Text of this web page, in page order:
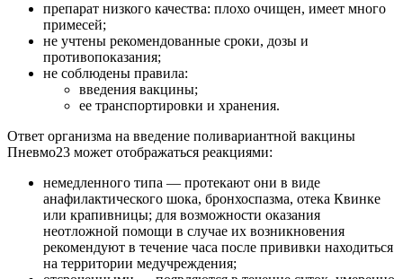
препарат низкого качества: плохо очищен, имеет много
примесей;
не учтены рекомендованные сроки, дозы и
противопоказания;
не соблюдены правила:
введения вакцины;
ее транспортировки и хранения.
Ответ организма на введение поливариантной вакцины
Пневмо23 может отображаться реакциями:
немедленного типа — протекают они в виде
анафилактического шока, бронхоспазма, отека Квинке
или крапивницы; для возможности оказания
неотложной помощи в случае их возникновения
рекомендуют в течение часа после прививки находиться
на территории медучреждения;